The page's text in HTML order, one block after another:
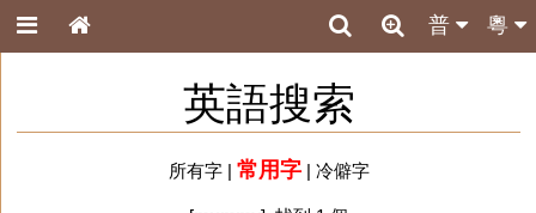
粵
普
英語搜索
所有字| 常用字| 冷僻字